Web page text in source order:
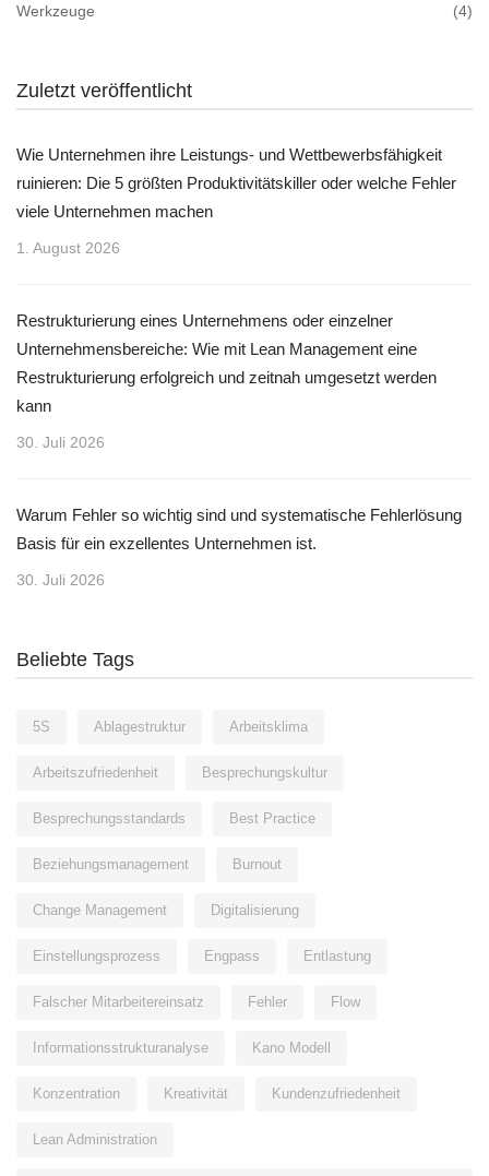
Werkzeuge (4)
Zuletzt veröffentlicht
Wie Unternehmen ihre Leistungs- und Wettbewerbsfähigkeit
ruinieren: Die 5 größten Produktivitätskiller oder welche Fehler
viele Unternehmen machen
1. August 2026
Restrukturierung eines Unternehmens oder einzelner
Unternehmensbereiche: Wie mit Lean Management eine
Restrukturierung erfolgreich und zeitnah umgesetzt werden
kann
30. Juli 2026
Warum Fehler so wichtig sind und systematische Fehlerlösung
Basis für ein exzellentes Unternehmen ist.
30. Juli 2026
Beliebte Tags
5S Ablagestruktur Arbeitsklima
Arbeitszufriedenheit Besprechungskultur
Besprechungsstandards Best Practice
Beziehungsmanagement Burnout
Change Management Digitalisierung
Einstellungsprozess Engpass Entlastung
Falscher Mitarbeitereinsatz Fehler Flow
Informationsstrukturanalyse Kano Modell
Konzentration Kreativität Kundenzufriedenheit
Lean Administration